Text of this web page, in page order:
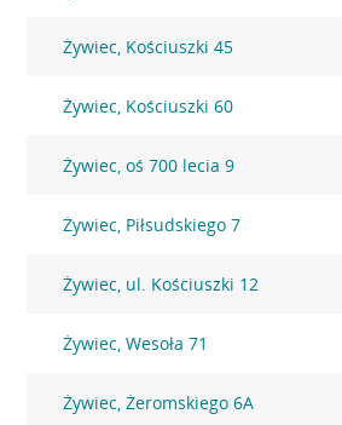
Żywiec, Kościuszki 45
Żywiec, Kościuszki 60
Żywiec, oś 700 lecia 9
Żywiec, Piłsudskiego 7
Żywiec, ul. Kościuszki 12
Żywiec, Wesoła 71
Żywiec, Żeromskiego 6A